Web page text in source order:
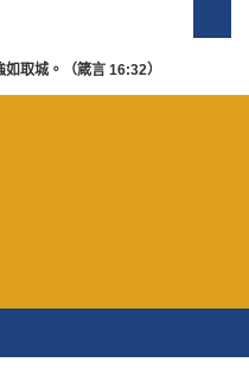
取城。（箴言 16:32）